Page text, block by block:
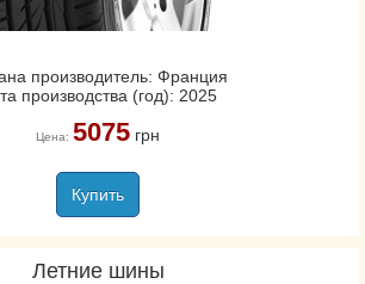
производитель: Франция
производства (год): 2025
Цена: 5075грн
Купить
Летние шины